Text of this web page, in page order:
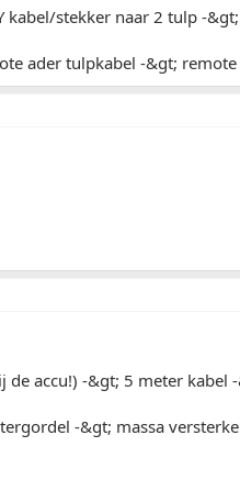
kabel/stekker naar 2 tulp -
ader tulpkabel -&gt; remote
de accu!) -&gt; 5 meter kabel
-&gt; massa